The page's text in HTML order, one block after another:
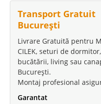
Transport Gratuit
București
Livrare Gratuită pentru
CILEK, seturi de dormitor,
bucătării, living sau
București.
Montaj profesional
Garantat